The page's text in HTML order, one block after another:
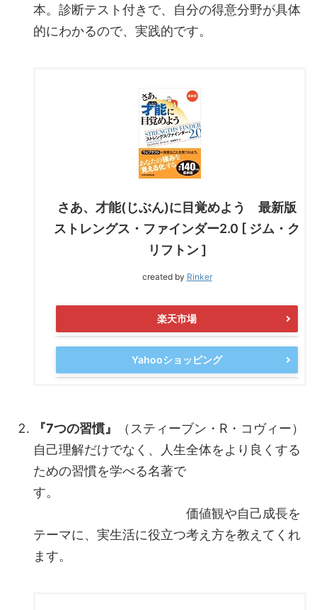
本。診断テスト付きで、自分の得意分野が具体
的にわかるので、実践的です。
さあ、才能(じぶん)に目覚めよう 最新版
ストレングス・ファインダー2.0 [ ジム・ク
リフトン ]
created by Rinker
楽天市場
Yahooショッピング
『7つの習慣』
（スティーブン・R・コヴィー）
自己理解だけでなく、人生全体をより良くする
ための習慣を学べる名著で
す。
価値観や自己成長を
テーマに、実生活に役立つ考え方を教えてくれ
ます。